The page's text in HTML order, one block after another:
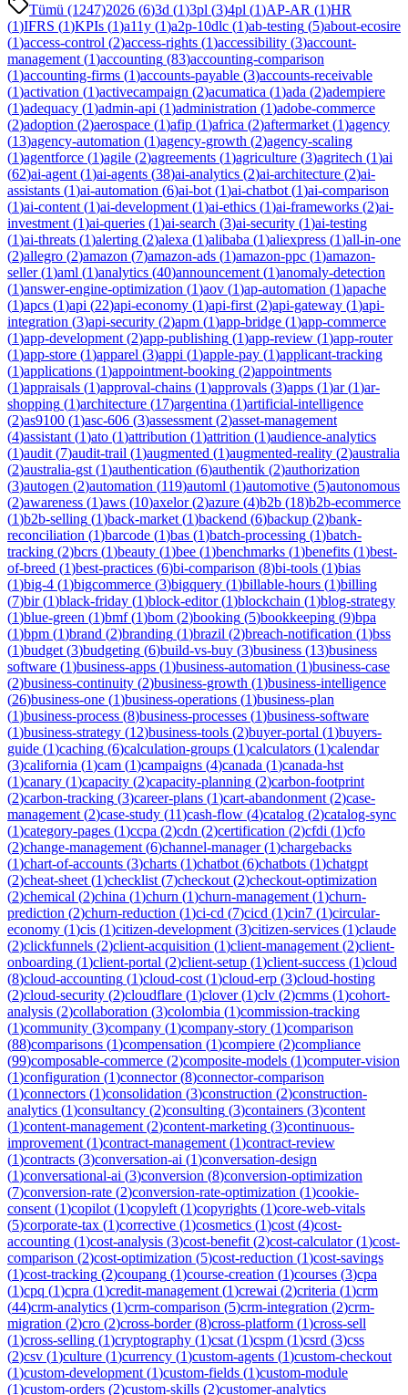
Tümü (1247)2026 (6)3d (1)3pl (3)4pl (1)AP-AR (1)HR
(1)IFRS (1)KPIs (1)a11y (1)a2p-10dlc (1)ab-testing (5)about-ecosire
(1)access-control (2)access-rights (1)accessibility (3)account-
management (1)accounting (83)accounting-comparison
(1)accounting-firms (1)accounts-payable (3)accounts-receivable
(1)activation (1)activecampaign (2)acumatica (1)ada (2)adempiere
(1)adequacy (1)admin-api (1)administration (1)adobe-commerce
(2)adoption (2)aerospace (1)afip (1)africa (2)aftermarket (1)agency
(13)agency-automation (1)agency-growth (2)agency-scaling
(1)agentforce (1)agile (2)agreements (1)agriculture (3)agritech (1)ai
(62)ai-agent (1)ai-agents (38)ai-analytics (2)ai-architecture (2)ai-
assistants (1)ai-automation (6)ai-bot (1)ai-chatbot (1)ai-comparison
(1)ai-content (1)ai-development (1)ai-ethics (1)ai-frameworks (2)ai-
investment (1)ai-queries (1)ai-search (3)ai-security (1)ai-testing
(1)ai-threats (1)alerting (2)alexa (1)alibaba (1)aliexpress (1)all-in-one
(2)allegro (2)amazon (7)amazon-ads (1)amazon-ppc (1)amazon-
seller(1)aml (1)analytics (40)announcement (1)anomaly-detection
(1)answer-engine-optimization (1)aov (1)ap-automation (1)apache
(1)apcs (1)api (22)api-economy (1)api-first (2)api-gateway (1)api-
integration (3)api-security (2)apm (1)app-bridge (1)app-commerce
(1)app-development (2)app-publishing (1)app-review (1)app-router
(1)app-store (1)apparel (3)appi (1)apple-pay (1)applicant-tracking
(1)applications (1)appointment-booking (2)appointments
(1)appraisals (1)approval-chains (1)approvals (3)apps (1)ar(1)ar-
shopping (1)architecture (17)argentina (1)artificial-intelligence
(2)as9100 (1)asc-606 (3)assessment (2)asset-management
(4)assistant (1)ato (1)attribution (1)attrition (1)audience-analytics
(1)audit (7)audit-trail (1)augmented (1)augmented-reality (2)australia
(2)australia-gst (1)authentication (6)authentik (2)authorization
(3)autogen (2)automation (119)automl (1)automotive (5)autonomous
(2)awareness (1)aws (10)axelor(2)azure (4)b2b (18)b2b-ecommerce
(1)b2b-selling (1)back-market (1)backend (6)backup (2)bank-
reconciliation (1)barcode (1)bas (1)batch-processing (1)batch-
tracking (2)bcrs (1)beauty (1)bee (1)benchmarks (1)benefits (1)best-
of-breed (1)best-practices (6)bi-comparison (8)bi-tools (1)bias
(1)big-4 (1)bigcommerce (3)bigquery (1)billable-hours (1)billing
(7)bir(1)black-friday (1)block-editor(1)blockchain (1)blog-strategy
(1)blue-green (1)bmf(1)bom (2)booking (5)bookkeeping (9)bpa
(1)bpm (1)brand (2)branding (1)brazil (2)breach-notification (1)bss
(1)budget (3)budgeting (6)build-vs-buy (3)business (13)business
software (1)business-apps (1)business-automation (1)business-case
(2)business-continuity (2)business-growth (1)business-intelligence
(26)business-one (1)business-operations (1)business-plan
(1)business-process (8)business-processes (1)business-software
(1)business-strategy (12)business-tools (2)buyer-portal (1)buyers-
guide (1)caching (6)calculation-groups (1)calculators (1)calendar
(3)california (1)cam (1)campaigns (4)canada (1)canada-hst
(1)canary (1)capacity (2)capacity-planning (2)carbon-footprint
(2)carbon-tracking (3)career-plans (1)cart-abandonment (2)case-
management (2)case-study (11)cash-flow (4)catalog (2)catalog-sync
(1)category-pages (1)ccpa (2)cdn (2)certification (2)cfdi (1)cfo
(2)change-management (6)channel-manager(1)chargebacks
(1)chart-of-accounts (3)charts (1)chatbot (6)chatbots (1)chatgpt
(2)cheat-sheet (1)checklist (7)checkout (2)checkout-optimization
(2)chemical (2)china (1)churn (1)churn-management (1)churn-
prediction (2)churn-reduction (1)ci-cd (7)cicd (1)cin7 (1)circular-
economy (1)cis (1)citizen-development (3)citizen-services (1)claude
(2)clickfunnels (2)client-acquisition (1)client-management (2)client-
onboarding (1)client-portal (2)client-setup (1)client-success (1)cloud
(8)cloud-accounting (1)cloud-cost (1)cloud-erp (3)cloud-hosting
(2)cloud-security (2)cloudflare (1)clover(1)clv (2)cmms (1)cohort-
analysis (2)collaboration (3)colombia (1)commission-tracking
(1)community (3)company (1)company-story (1)comparison
(88)comparisons (1)compensation (1)compiere (2)compliance
(99)composable-commerce (2)composite-models (1)computer-vision
(1)configuration (1)connector(8)connector-comparison
(1)connectors (1)consolidation (3)construction (2)construction-
analytics (1)consultancy (2)consulting (3)containers (3)content
(1)content-management (2)content-marketing (3)continuous-
improvement (1)contract-management (1)contract-review
(1)contracts (3)conversation-ai (1)conversation-design
(1)conversational-ai (3)conversion (8)conversion-optimization
(7)conversion-rate (2)conversion-rate-optimization (1)cookie-
consent (1)copilot (1)copyleft (1)copyrights (1)core-web-vitals
(5)corporate-tax (1)corrective (1)cosmetics (1)cost (4)cost-
accounting (1)cost-analysis (3)cost-benefit (2)cost-calculator(1)cost-
comparison (2)cost-optimization (5)cost-reduction (1)cost-savings
(1)cost-tracking (2)coupang (1)course-creation (1)courses (3)cpa
(1)cpq (1)cpra (1)credit-management (1)crewai (2)criteria (1)crm
(44)crm-analytics (1)crm-comparison (5)crm-integration (2)crm-
migration (2)cro (2)cross-border(8)cross-platform (1)cross-sell
(1)cross-selling (1)cryptography (1)csat (1)cspm (1)csrd (3)css
(2)csv (1)culture (1)currency (1)custom-agents (1)custom-checkout
(1)custom-development (1)custom-fields (1)custom-module
(1)custom-orders (2)custom-skills (2)customer-analytics